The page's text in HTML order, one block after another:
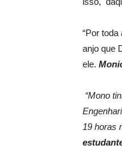
“Por
anjo que
ele.
“Mono
19 horas